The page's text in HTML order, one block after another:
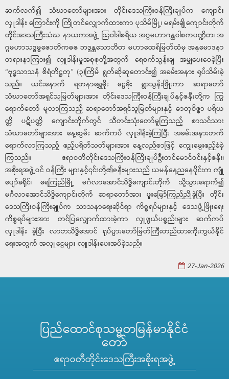
ဆက်လက်၍ သံဃာတော်များအား တိုင်းဒေသကြီးဝန်ကြီးချုပ်က ကျောင်း
လှူဒါန်း ကြောင်းကို ကြိုတင်လျှောက်ထားကာ ပုသိမ်မြို့၊ မရမ်းချိုကျောင်းတိုက်
တိုင်းဒေသကြီးသံဃ နာယကအဖွဲ့ ဩဝါဒါစရိယ အဂ္ဂမဟာဂန္ထဝါစကပဏ္ဍိတ၊ အ
ဂ္ဂမဟာသဒ္ဓမ္မဇောတိကဓဇ ဘဒ္ဒန္တသောဘိတ မဟာထေရ်မြတ်ထံမှ အနုမောဒနာ
တရားနာကြား၍ လှူဒါန်းမှုအစုစုတို့အတွက် ရေစက်သွန်းချ အမျှပေးဝေခဲ့ပြီး
“ဗုဒ္ဓသာသနံ စိရံတိဋ္ဌတု” (၃)ကြိမ် ရွတ်ဆိုဆုတောင်း၍ အခမ်းအနား ရုပ်သိမ်းခဲ့
သည်။ ယင်းနောက် ရတနာရွှေမိုး ငွေမိုး ရွာသွန်းဖြိုးကာ ဆရာတော်
သံဃာတော်အရှင်သူမြတ်များအား တိုင်းဒေသကြီးဝန်ကြီးချုပ်နှင့်ဇနီးတို့က ကြွ
ရောက်တော် မူလာကြသည့် ဆရာတော်အရှင်သူမြတ်များနှင့် ဓာတုဝိဇ္ဇာ ပရိယ
တ္တိ ပဋိပတ္တိ ကျောင်းတိုက်တွင် သီတင်းသုံးတော်မူကြသည့် စာသင်သား
သံဃာတော်များအား နေ့ဆွမ်း ဆက်ကပ် လှူဒါန်းခဲ့ကြပြီး အခမ်းအနားတက်
ရောက်လာကြသည့် ဧည့်ပရိတ်သတ်များအား နေ့လည်စာဖြင့် ကျွေးမွေးဧည့်ခံခဲ့
ကြသည်။ ဧရာဝတီတိုင်းဒေသကြီးဝန်ကြီးချုပ်ဦးတင်မောင်ဝင်းနှင့်ဇနီး၊
အစိုးရအဖွဲ့ဝင် ဝန်ကြီး များနှင့်၎င်းတို့၏ဇနီးများသည် ယမန်နေ့ညနေပိုင်းက ကျုံ
ပျော်ခရိုင်၊ ရေကြည်မြို့ မင်္ဂလာအောင်သိဒ္ဓိကျောင်းတိုက် သို့သွားရောက်၍
မင်္ဂလာအောင်သိဒ္ဓိကျောင်းတိုက် ဆရာတော်အား ဖူးမြော်ကြည်ညိုခဲ့ပြီး တိုင်း
ဒေသကြီးဝန်ကြီးချုပ်က သာသနာရေးဆိုင်ရာ ကိစ္စရပ်များနှင့် ဒေသဖွံ့ဖြိုးရေး
ကိစ္စရပ်များအား တင်ပြလျှောက်ထားခဲ့ကာ လှူဖွယ်ပစ္စည်းများ ဆက်ကပ်
လှူဒါန်း ခဲ့ပြီး လာဘသိဒ္ဓိအောင် ရုပ်ပွားတော်မြတ်ကြီးတည်ထားကိုးကွယ်နိုင်
ရေးအတွက် အလှူငွေများ လှူဒါန်းပေးအပ်ခဲ့သည်။
27-Jan-2026
ပြည်ထောင်စုသမ္မတမြန်မာနိုင်ငံ
တော်
ဧရာဝတီတိုင်းဒေသကြီးအစိုးရအဖွဲ့